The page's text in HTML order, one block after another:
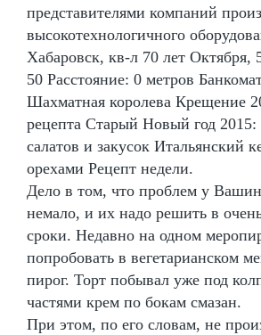
представителями компаний
высокотехнологичного
Хабаровск, кв-л 70 лет Октября,
50 Расстояние: 0 метров
Шахматная королева Крещение
рецепта Старый Новый год 2015:
салатов и закусок Итальянский
орехами Рецепт недели.
Дело в том, что проблем у
немало, и их надо решить в
сроки. Недавно на одном
попробовать в вегетарианском
пирог. Торт побывал уже под
частями крем по бокам смазан.
При этом, по его словам, не